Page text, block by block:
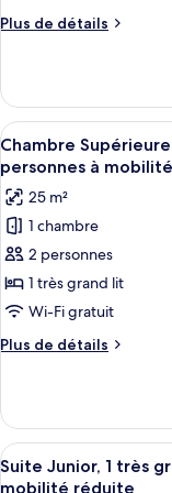
chambre :
Plus de détails
Plus
le
type
de
chambre
Suite
(Munsterhof)
Afficher
toutes
les
photos
pour
ce
type
de
chambre :
Chambre
1
très
grand
lit,
6
Chambre
personnes à
25 m²
1 chambre
2 personnes
1 très grand lit
Wi-Fi gratuit
Plus de détails
Plus
le
type
de
chambre
Afficher
toutes
8
Suite Junior, 1 très
mobilité réduite